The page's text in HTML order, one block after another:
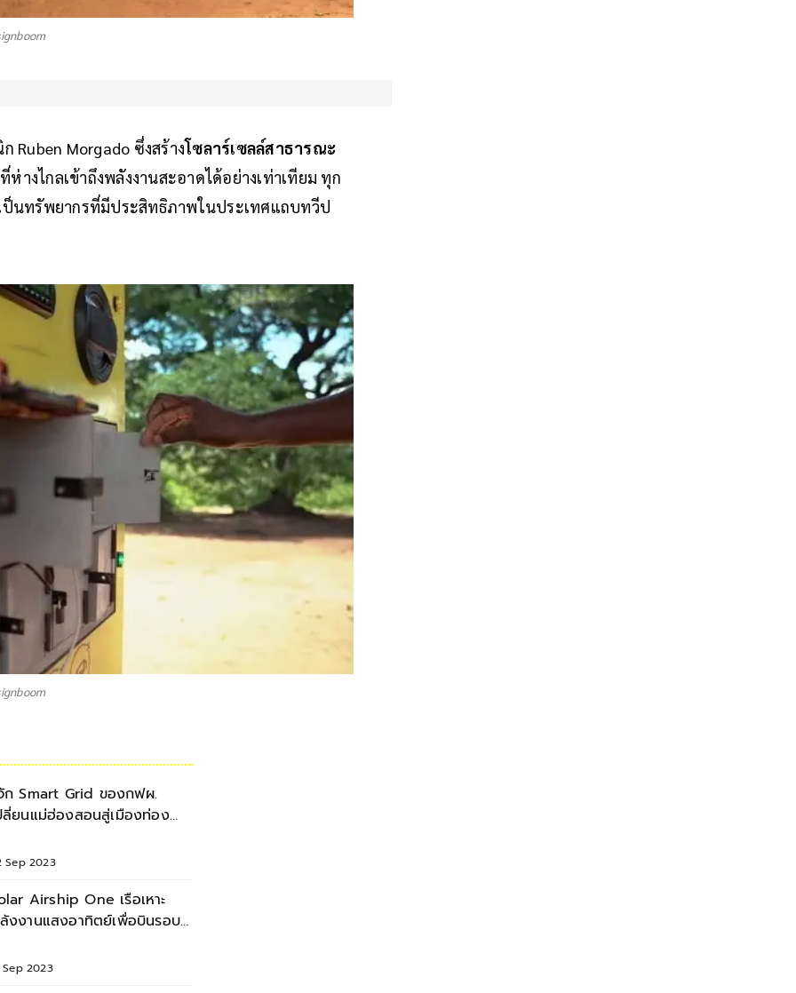
Ruben Morgado ซึ่งสร้างโซลาร์เซลล์สาธารณะ
งไกลเข้าถึงพลังงานสะอาดได้อย่างเท่าเทียม ทุก
ป็นทรัพยากรที่มีประสิทธิภาพในประเทศแถบทวีป
ก Smart Grid ของกฟผ.
ลี่ยนแม่ฮ่องสอนสู่เมืองท่อง
Sep 2023
Airship One เรือเหาะ
งงานแสงอาทิตย์เพื่อบินรอบ
Sep 2023